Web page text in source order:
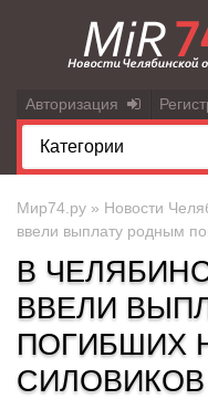
Авторизация
Мир74.ру » Новости
ввели выплату родным
В
ВВЕЛИ
ПОГИБШИХ
СИЛОВИКОВ